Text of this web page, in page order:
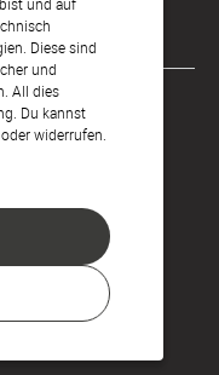
Diese sind
und
All dies
Du kannst
widerrufen.